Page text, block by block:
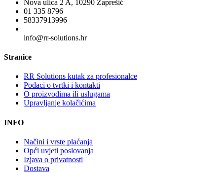
Nova ulica 2 A, 10290 Zaprešić
01 335 8796
58337913996
info@rr-solutions.hr
Stranice
RR Solutions kutak za profesionalce
Podaci o tvrtki i kontakti
O proizvodima ili uslugama
Upravljanje kolačićima
INFO
Načini i vrste plaćanja
Opći uvjeti poslovanja
Izjava o privatnosti
Dostava